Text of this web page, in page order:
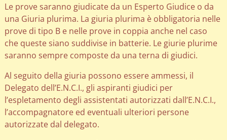
Le prove saranno giudicate da un Esperto Giudice o da
una Giuria plurima. La giuria plurima è obbligatoria nelle
prove di tipo B e nelle prove in coppia anche nel caso
che queste siano suddivise in batterie. Le giurie plurime
saranno sempre composte da una terna di giudici.
Al seguito della giuria possono essere ammessi, il
Delegato dell’E.N.C.I., gli aspiranti giudici per
l’espletamento degli assistentati autorizzati dall’E.N.C.I.,
l’accompagnatore ed eventuali ulteriori persone
autorizzate dal delegato.